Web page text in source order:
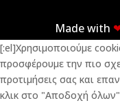
Made with
[:el]Χρησιμοποιούμε
προσφέρουμε την πιο
προτιμήσεις σας και
κλικ στο "Αποδοχή